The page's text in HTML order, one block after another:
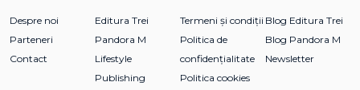
Despre noi
Parteneri
Contact
Editura Trei
Pandora M
Lifestyle
Publishing
Termeni și condiții
Politica de
confidențialitate
Politica cookies
Blog Editura Trei
Blog Pandora M
Newsletter